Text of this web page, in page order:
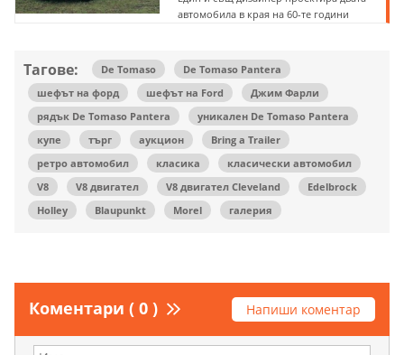
автомобила в края на 60-те години
Тагове: De Tomaso
De Tomaso Pantera
шефът на форд
шефът на Ford
Джим Фарли
рядък De Tomaso Pantera
уникален De Tomaso Pantera
купе
търг аукцион
Bring a Trailer
ретро автомобил
класика
класически автомобил
V8
V8 двигател V8 двигател Cleveland
Edelbrock
Holley
Blaupunkt Morel галерия
Коментари ( 0 ) Напиши коментар